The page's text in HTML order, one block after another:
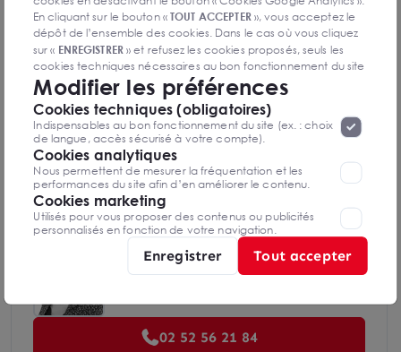
Diagnostics DPE en cours de réalisation
Indice d'émission de gaz à effet de serre
Diagnostics GES en cours de réalisation
Christelle THOMERE
02 52 56 21 84
En cliquant sur le bouton «TOUT ACCEPTER», vous acceptez le
dépôt de l’ensemble des cookies. Dans le cas où vous cliquez
sur « ENREGISTRER» et refusez les cookies proposés, seuls les
cookies techniques nécessaires au bon fonctionnement du site
seront déposés. Pour plus d’informations, vous pouvez consulter
«Protection des données à caractère
personnel ».Lorsque vous naviguez sur notre site internet, il
peut être amenée à déposer des cookies. Vous avez la
possibilité de désactiver les cookies, ces réglages ne seront
valables que sur le navigateur que vous utilisez actuellement
Modifier les préférences
Cookies techniques (obligatoires)
Indispensables au bon fonctionnement du site (ex. : choix
de langue, accès sécurisé à votre compte).
Cookies analytiques
Nous permettent de mesurer la fréquentation et les
performances du site afin d’en améliorer le contenu.
Cookies marketing
Utilisés pour vous proposer des contenus ou publicités
personnalisés en fonction de votre navigation.
Enregistrer Tout accepter